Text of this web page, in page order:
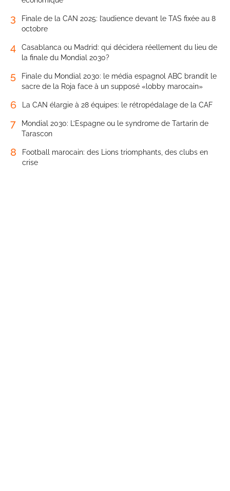
3
Finale de la CAN 2025: l’audience devant le TAS fixée au 8
octobre
4
Casablanca ou Madrid: qui décidera réellement du lieu de
la finale du Mondial 2030?
5
Finale du Mondial 2030: le média espagnol ABC brandit le
sacre de la Roja face à un supposé «lobby marocain»
6 La CAN élargie à 28 équipes: le rétropédalage de la CAF
7
Mondial 2030: L’Espagne ou le syndrome de Tartarin de
Tarascon
8
Football marocain: des Lions triomphants, des clubs en
crise